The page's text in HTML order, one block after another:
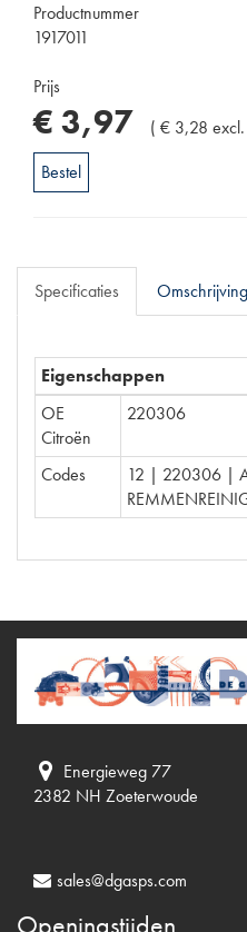
Productnummer
1917011
Prijs
€ 3,97 ( € 3,28
Bestel
Specificaties Omschrijving
Eigenschappen
OE
Citroën
220306
Codes
12 | 220306 |
Energieweg 77
2382 NH Zoeterwoude
sales@dgasps.com
Openingstijden